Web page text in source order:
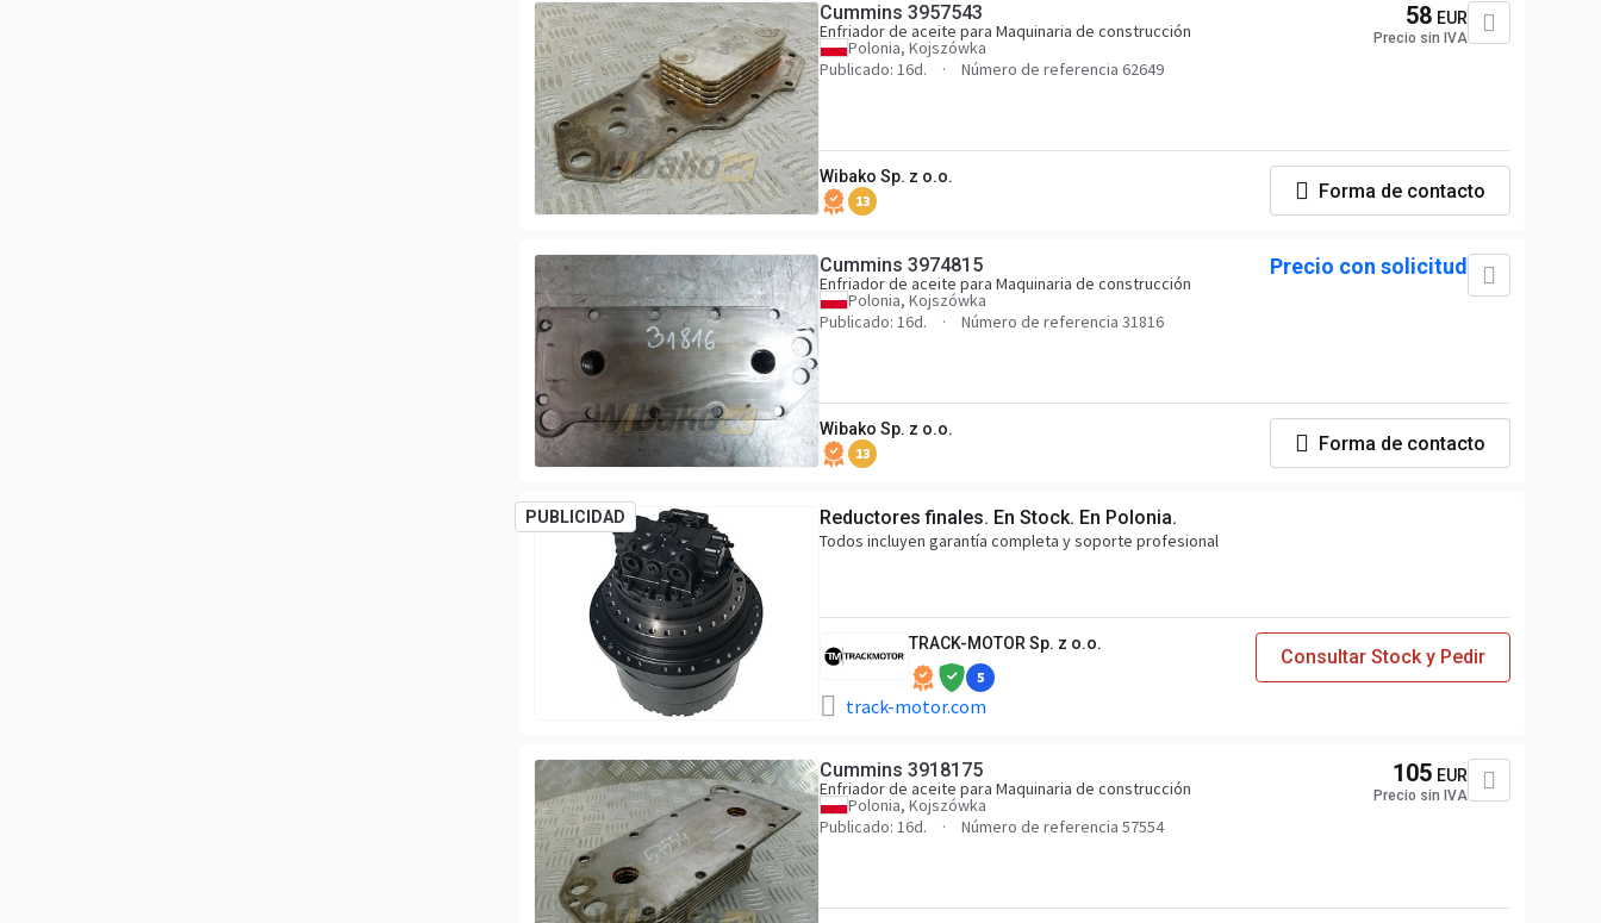
Cummins 3957543
Enfriador de aceite para Maquinaria de construcción
Polonia, Kojszówka
Publicado: 16d.
Número de referencia 62649
58 EUR
Precio sin IVA
Wibako Sp. z o.o.
13 Forma de contacto
Cummins 3974815
Enfriador de aceite para Maquinaria de construcción
Polonia, Kojszówka
Publicado: 16d.
Número de referencia 31816
Precio con solicitud
Wibako Sp. z o.o.
13 Forma de contacto
PUBLICIDAD Reductores finales. En Stock. En Polonia.
Todos incluyen garantía completa y soporte profesional
TRACK-MOTOR Sp. z o.o.
5
track-motor.com
Consultar Stock y Pedir
Cummins 3918175
Enfriador de aceite para Maquinaria de construcción
Polonia, Kojszówka
Publicado: 16d.
Número de referencia 57554
105 EUR
Precio sin IVA